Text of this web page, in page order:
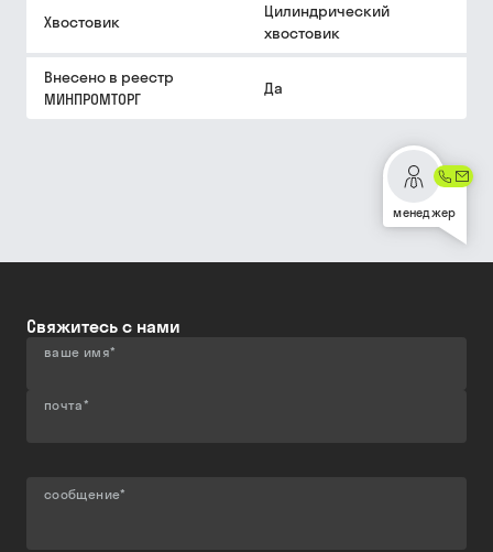
Хвостовик
Цилиндрический
хвостовик
Внесено в реестр
МИНПРОМТОРГ
Да
менеджер
Свяжитесь с нами
ваше имя*
почта*
сообщение*